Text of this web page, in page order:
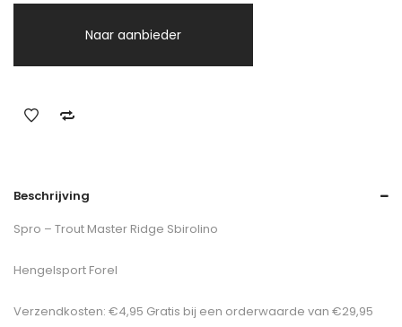
Naar aanbieder
Beschrijving
Spro – Trout Master Ridge Sbirolino
Hengelsport Forel
Verzendkosten: €4,95 Gratis bij een orderwaarde van €29,95